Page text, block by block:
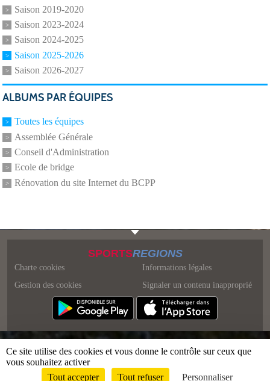
Saison 2019-2020
Saison 2023-2024
Saison 2024-2025
Saison 2025-2026
Saison 2026-2027
ALBUMS PAR ÉQUIPES
Toutes les équipes
Assemblée Générale
Conseil d'Administration
Ecole de bridge
Rénovation du site Internet du BCPP
SPORTSREGIONS
Charte cookies
Gestion des cookies
Informations légales
Signaler un contenu inapproprié
Envie de participer ? Connexion
Ce site utilise des cookies et vous donne le contrôle sur ceux que
vous souhaitez activer
Tout accepter
Tout refuser Personnaliser